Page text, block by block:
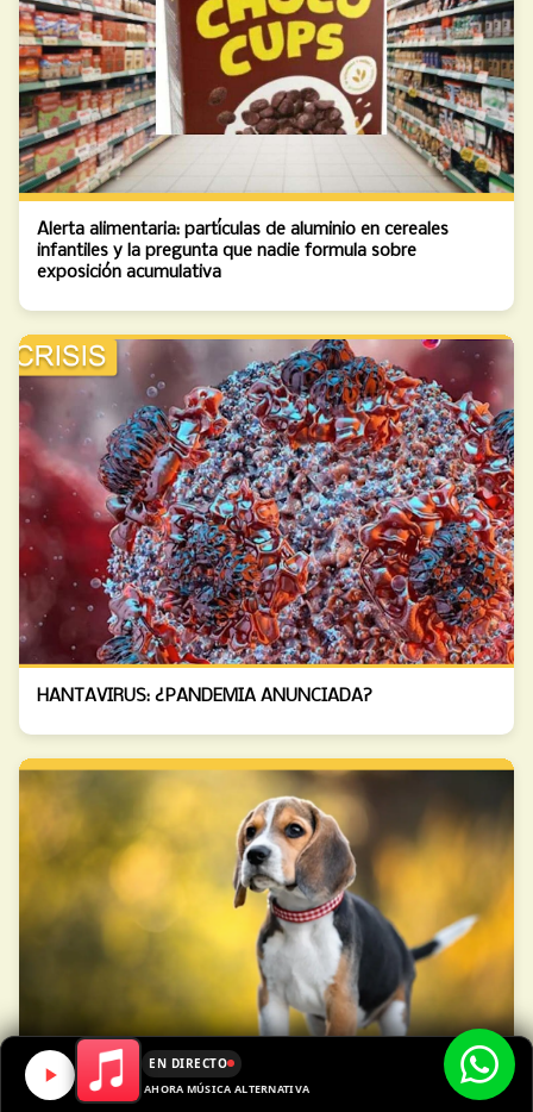
Alerta alimentaria: partículas de aluminio en cereales
infantiles y la pregunta que nadie formula sobre
exposición acumulativa
HANTAVIRUS: ¿PANDEMIA ANUNCIADA?
EN DIRECTO
AHORA MÚSICA ALTERNATIVA